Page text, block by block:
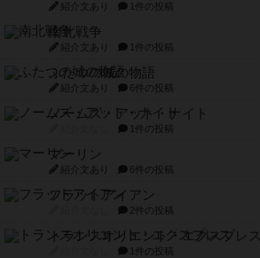
紹介文あり 1件の投稿
南北戦争
紹介文あり 1件の投稿
ふたつの城の物語
紹介文あり 6件の投稿
ノームズ・アット・ナイト
1件の投稿
マーリン
紹介文あり 6件の投稿
フラットアイアン
2件の投稿
トランスオリエント・エクスプレス
1件の投稿